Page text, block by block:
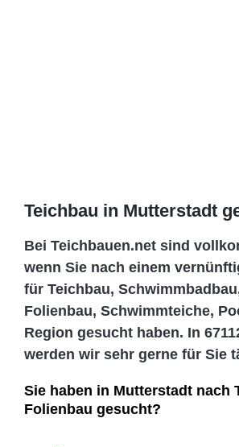
Teichbau in Mutterstadt
Bei Teichbauen.net sind
wenn Sie nach einem
für Teichbau,
Folienbau, Schwimmteiche,
Region gesucht haben. In
werden wir sehr gerne für Sie
Sie haben in Mutterstadt nach
Folienbau gesucht?